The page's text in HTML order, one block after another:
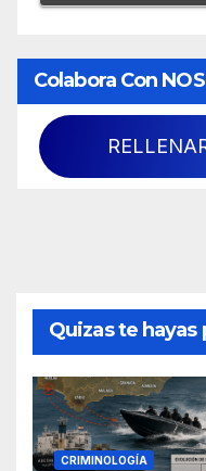
Colabora Con
Quizas te
CRIMINOLOGÍA